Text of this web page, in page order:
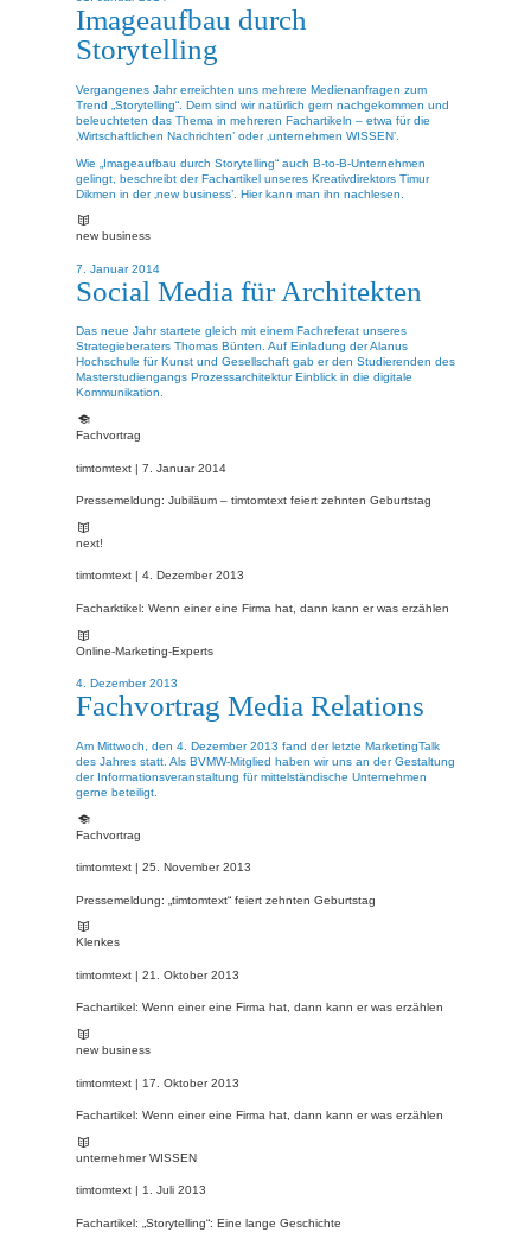
Imageaufbau durch
Storytelling
Vergangenes Jahr erreichten uns mehrere Medienanfragen zum
Trend „Storytelling“. Dem sind wir natürlich gern nachgekommen und
beleuchteten das Thema in mehreren Fachartikeln – etwa für die
‚Wirtschaftlichen Nachrichten’ oder ‚unternehmen WISSEN’.
Wie „Imageaufbau durch Storytelling“ auch B-to-B-Unternehmen
gelingt, beschreibt der Fachartikel unseres Kreativdirektors Timur
Dikmen in der ‚new business’. Hier kann man ihn nachlesen.
new business
7. Januar 2014
Social Media für Architekten
Das neue Jahr startete gleich mit einem Fachreferat unseres
Strategieberaters Thomas Bünten. Auf Einladung der Alanus
Hochschule für Kunst und Gesellschaft gab er den Studierenden des
Masterstudiengangs Prozessarchitektur Einblick in die digitale
Kommunikation.
Fachvortrag
timtomtext | 7. Januar 2014
Pressemeldung: Jubiläum – timtomtext feiert zehnten Geburtstag
next!
timtomtext | 4. Dezember 2013
Facharktikel: Wenn einer eine Firma hat, dann kann er was erzählen
Online-Marketing-Experts
4. Dezember 2013
Fachvortrag Media Relations
Am Mittwoch, den 4. Dezember 2013 fand der letzte MarketingTalk
des Jahres statt. Als BVMW-Mitglied haben wir uns an der Gestaltung
der Informationsveranstaltung für mittelständische Unternehmen
gerne beteiligt.
Fachvortrag
timtomtext | 25. November 2013
Pressemeldung: „timtomtext“ feiert zehnten Geburtstag
Klenkes
timtomtext | 21. Oktober 2013
Fachartikel: Wenn einer eine Firma hat, dann kann er was erzählen
new business
timtomtext | 17. Oktober 2013
Fachartikel: Wenn einer eine Firma hat, dann kann er was erzählen
unternehmer WISSEN
timtomtext | 1. Juli 2013
Fachartikel: „Storytelling“: Eine lange Geschichte